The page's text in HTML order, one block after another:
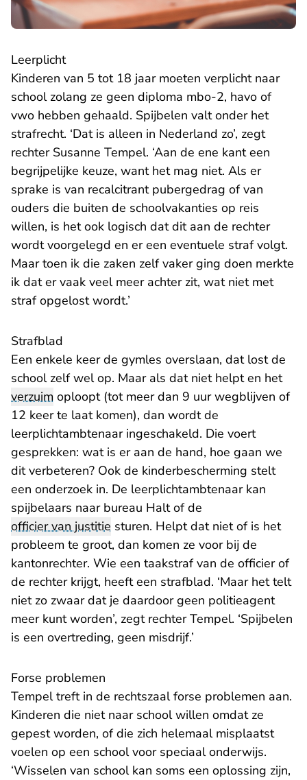
Leerplicht
Kinderen van 5 tot 18 jaar moeten verplicht naar
school zolang ze geen diploma mbo-2, havo of
vwo hebben gehaald. Spijbelen valt onder het
strafrecht. ‘Dat is alleen in Nederland zo’, zegt
rechter Susanne Tempel. ‘Aan de ene kant een
begrijpelijke keuze, want het mag niet. Als er
sprake is van recalcitrant pubergedrag of van
ouders die buiten de schoolvakanties op reis
willen, is het ook logisch dat dit aan de rechter
wordt voorgelegd en er een eventuele straf volgt.
Maar toen ik die zaken zelf vaker ging doen merkte
ik dat er vaak veel meer achter zit, wat niet met
straf opgelost wordt.’
Strafblad
Een enkele keer de gymles overslaan, dat lost de
school zelf wel op. Maar als dat niet helpt en het
verzuim oploopt (tot meer dan 9 uur wegblijven of
12 keer te laat komen), dan wordt de
leerplichtambtenaar ingeschakeld. Die voert
gesprekken: wat is er aan de hand, hoe gaan we
dit verbeteren? Ook de kinderbescherming stelt
een onderzoek in. De leerplichtambtenaar kan
spijbelaars naar bureau Halt of de
officier van justitie sturen. Helpt dat niet of is het
probleem te groot, dan komen ze voor bij de
kantonrechter. Wie een taakstraf van de officier of
de rechter krijgt, heeft een strafblad. ‘Maar het telt
niet zo zwaar dat je daardoor geen politieagent
meer kunt worden’, zegt rechter Tempel. ‘Spijbelen
is een overtreding, geen misdrijf.’
Forse problemen
Tempel treft in de rechtszaal forse problemen aan.
Kinderen die niet naar school willen omdat ze
gepest worden, of die zich helemaal misplaatst
voelen op een school voor speciaal onderwijs.
‘Wisselen van school kan soms een oplossing zijn,